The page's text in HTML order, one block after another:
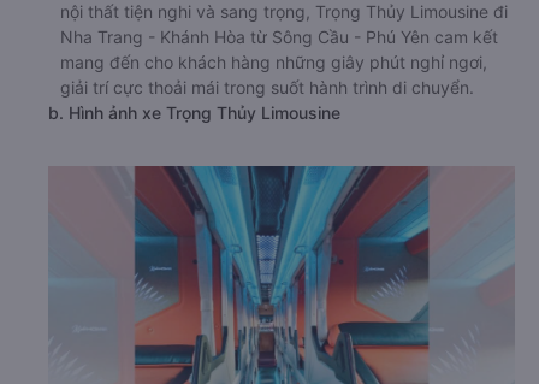
nội thất tiện nghi và sang trọng, Trọng Thủy Limousine đi
Nha Trang - Khánh Hòa từ Sông Cầu - Phú Yên cam kết
mang đến cho khách hàng những giây phút nghỉ ngơi,
giải trí cực thoải mái trong suốt hành trình di chuyển.
b. Hình ảnh xe Trọng Thủy Limousine